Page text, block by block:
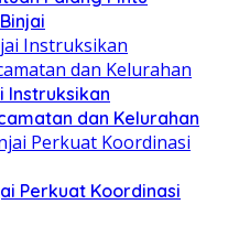
Instruksikan
dan Kelurahan
Perkuat Koordinasi